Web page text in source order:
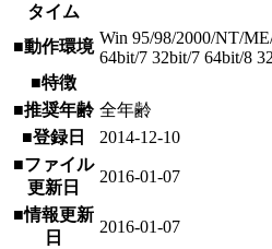
タイム
■動作環境 Win 95/98/2000/NT/
64bit/7 32bit/7 64bit/8
■特徴
■推奨年齢 全年齢
■登録日
2014-12-10
■ファイル
更新日
2016-01-07
■情報更新
日
2016-01-07